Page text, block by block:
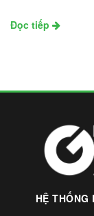
Đọc tiếp
HỆ THỐNG